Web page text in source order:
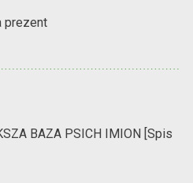
prezent
BAZA PSICH IMION [Spis